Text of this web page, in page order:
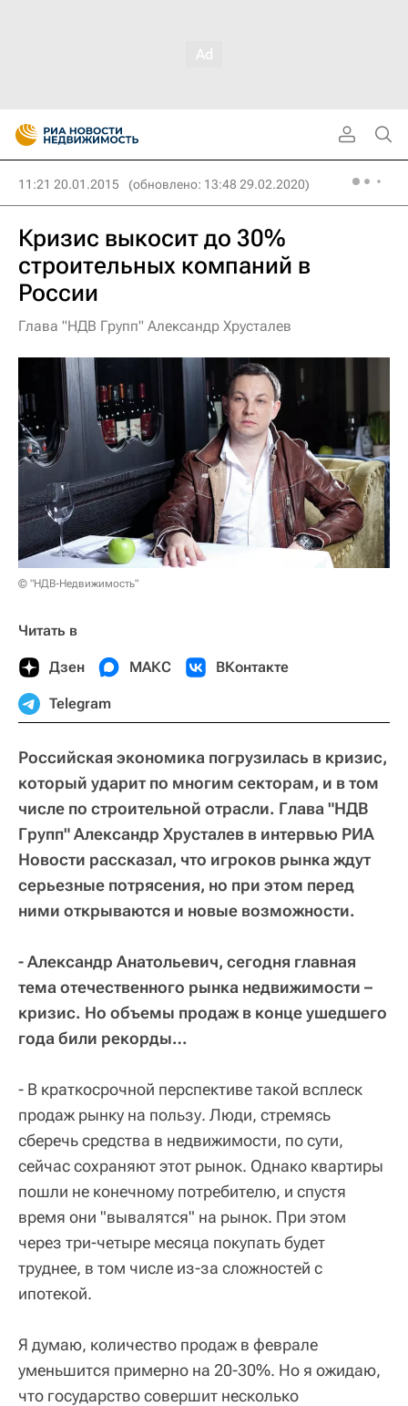
11:21 20.01.2015 (обновлено: 13:48 29.02.2020)
Кризис выкосит до 30%
строительных компаний в
России
Глава "НДВ Групп" Александр Хрусталев
© "НДВ-Недвижимость"
Читать в
Дзен МАКС ВКонтакте
Telegram
Российская экономика погрузилась в кризис,
который ударит по многим секторам, и в том
числе по строительной отрасли. Глава "НДВ
Групп" Александр Хрусталев в интервью РИА
Новости рассказал, что игроков рынка ждут
серьезные потрясения, но при этом перед
ними открываются и новые возможности.
- Александр Анатольевич, сегодня главная
тема отечественного рынка недвижимости –
кризис. Но объемы продаж в конце ушедшего
года били рекорды…
- В краткосрочной перспективе такой всплеск
продаж рынку на пользу. Люди, стремясь
сберечь средства в недвижимости, по сути,
сейчас сохраняют этот рынок. Однако квартиры
пошли не конечному потребителю, и спустя
время они "вывалятся" на рынок. При этом
через три-четыре месяца покупать будет
труднее, в том числе из-за сложностей с
ипотекой.
Я думаю, количество продаж в феврале
уменьшится примерно на 20-30%. Но я ожидаю,
что государство совершит несколько